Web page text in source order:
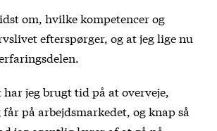
om, hvilke kompetencer og
efterspørger, og at jeg lige nu
jeg brugt tid på at overveje,
på arbejdsmarkedet, og knap så